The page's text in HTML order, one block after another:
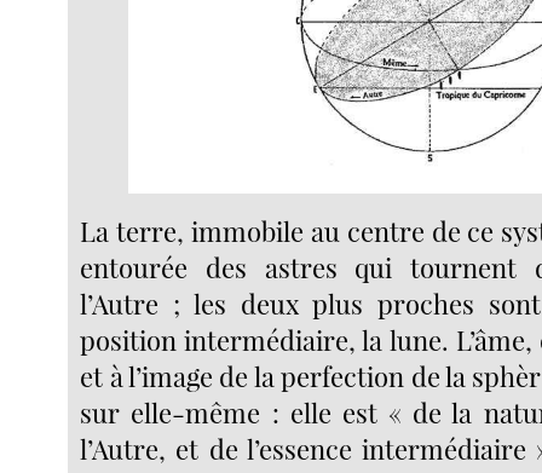
La terre, immobile au centre de ce
entourée des astres qui tournent
l’Autre ; les deux plus proches
position intermédiaire, la lune.
et à l’image de la perfection de la
sur elle-même : elle est « de la
l’Autre, et de l’essence intermédiaire